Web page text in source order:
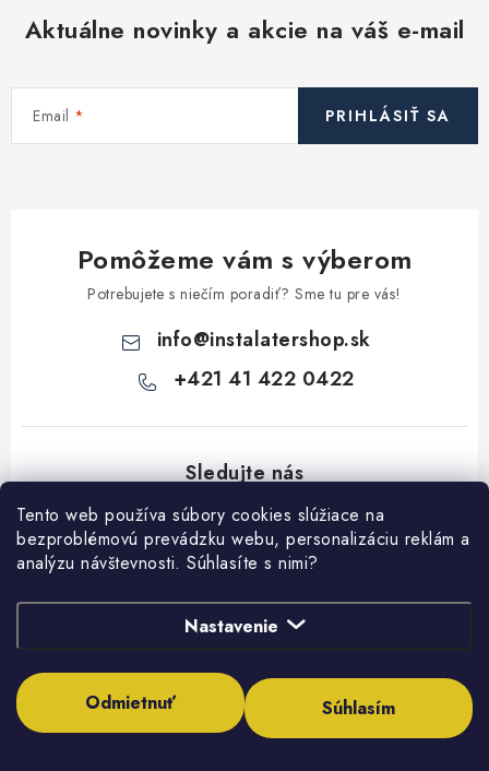
Tento web používa súbory cookies slúžiace na
bezproblémovú prevádzku webu, personalizáciu reklám a
analýzu návštevnosti. Súhlasíte s nimi?
Nastavenie
Odmietnuť Súhlasím
i
p
u
Aktuálne novinky a akcie na váš e-mail
Email PRIHLÁSIŤ SA
Pomôžeme vám s výberom
Potrebujete s niečím poradiť? Sme tu pre vás!
info@instalatershop.sk
+421 41 422 0422
Kontakty
Poštovné a doprava
Naša spoločnosť
SHOWROOM - poradňa pre vaše projekty
Prihlásenie